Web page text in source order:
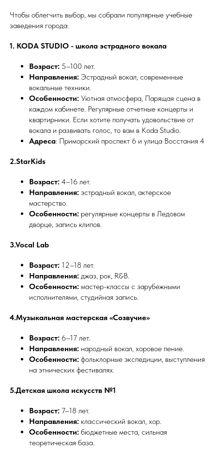
Чтобы облегчить выбор, мы собрали популярные учебные
заведения города:
1. KODA STUDIO - школа эстрадного вокала
Возраст: 5–100 лет.
Направления: Эстрадный вокал, современные
вокальные техники.
Особенности: Уютная атмосфера, Парящая сцена в
каждом кабинете. Регулярные отчетные концерты и
квартирники. Если хотите получать удовольствие от
вокала и развивать голос, то вам в Koda Studio.
Адреса: Приморский проспект 6 и улица Восстания 4
2.StarKids
Возраст: 4–16 лет.
Направления: эстрадный вокал, актерское
мастерство.
Особенности: регулярные концерты в Ледовом
дворце, запись клипов.
3.Vocal Lab
Возраст: 12–18 лет.
Направления: джаз, рок, R&B.
Особенности: мастер-классы с зарубежными
исполнителями, студийная запись.
4.Музыкальная мастерская «Созвучие»
Возраст: 6–17 лет.
Направления: народный вокал, хоровое пение.
Особенности: фольклорные экспедиции, выступления
на этнических фестивалях.
5.Детская школа искусств №1
Возраст: 7–18 лет.
Направления: классический вокал, хор.
Особенности: бюджетные места, сильная
теоретическая база.